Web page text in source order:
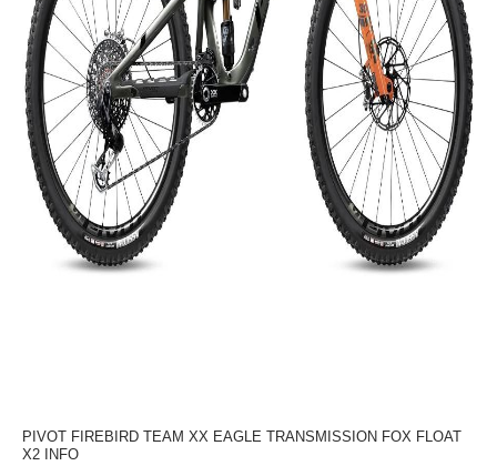
PIVOT FIREBIRD TEAM XX EAGLE TRANSMISSION FOX FLOAT
X2 INFO